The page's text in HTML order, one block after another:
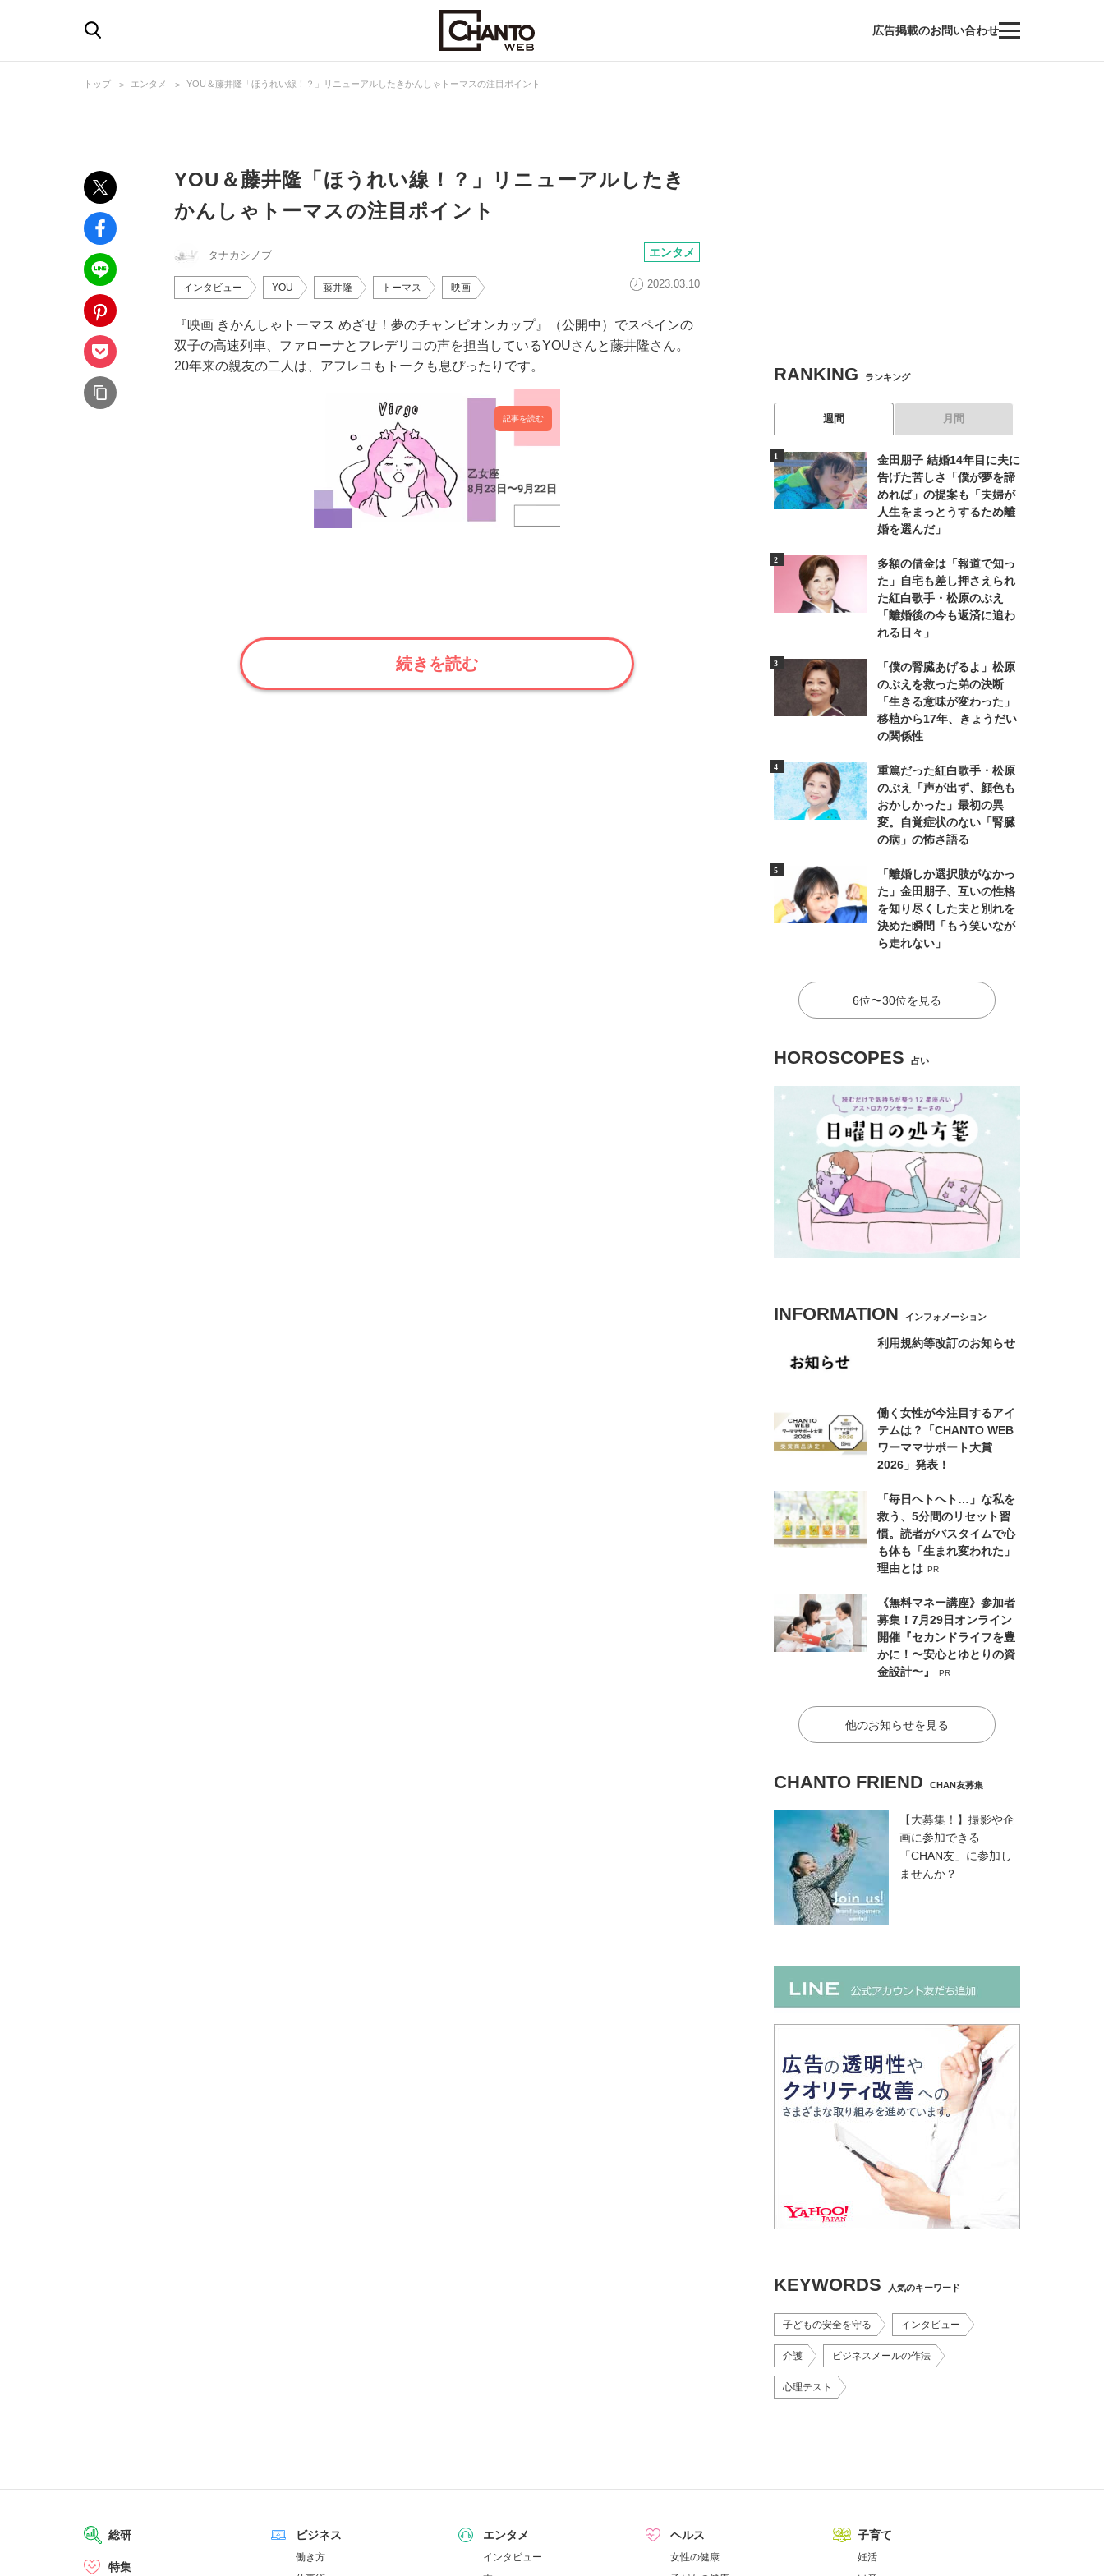
広告掲載のお問い合わせ
トップ エンタメ YOU＆藤井隆「ほうれい線！？」リニューアルしたきかんしゃトーマスの注目ポイント
YOU＆藤井隆「ほうれい線！？」リニューアルしたき
かんしゃトーマスの注目ポイント
タナカシノブ エンタメ
インタビュー YOU 藤井隆 トーマス 映画 2023.03.10
『映画 きかんしゃトーマス めざせ！夢のチャンピオンカップ』（公開中）でスペインの
双子の高速列車、ファローナとフレデリコの声を担当しているYOUさんと藤井隆さん。
20年来の親友の二人は、アフレコもトークも息ぴったりです。
記事を読む
続きを読む
RANKING ランキング
週間 月間
金田朋子 結婚14年目に夫に
告げた苦しさ「僕が夢を諦
めれば」の提案も「夫婦が
人生をまっとうするため離
婚を選んだ」
多額の借金は「報道で知っ
た」自宅も差し押さえられ
た紅白歌手・松原のぶえ
「離婚後の今も返済に追わ
れる日々」
「僕の腎臓あげるよ」松原
のぶえを救った弟の決断
「生きる意味が変わった」
移植から17年、きょうだい
の関係性
重篤だった紅白歌手・松原
のぶえ「声が出ず、顔色も
おかしかった」最初の異
変。自覚症状のない「腎臓
の病」の怖さ語る
「離婚しか選択肢がなかっ
た」金田朋子、互いの性格
を知り尽くした夫と別れを
決めた瞬間「もう笑いなが
ら走れない」
6位〜30位を見る
HOROSCOPES 占い
INFORMATION インフォメーション
利用規約等改訂のお知らせ
働く女性が今注目するアイ
テムは？「CHANTO WEB
ワーママサポート大賞
2026」発表！
「毎日ヘトヘト…」な私を
救う、5分間のリセット習
慣。読者がバスタイムで心
も体も「生まれ変われた」
理由とは PR
《無料マネー講座》参加者
募集！7月29日オンライン
開催『セカンドライフを豊
かに！〜安心とゆとりの資
金設計〜』
PR
他のお知らせを見る
CHANTO FRIEND CHAN友募集
【大募集！】撮影や企
画に参加できる
「CHAN友」に参加し
ませんか？
KEYWORDS 人気のキーワード
子どもの安全を守る インタビュー
介護 ビジネスメールの作法
心理テスト
総研
特集
ビジネス
働き方
エンタメ
インタビュー
ヘルス
女性の健康
子育て
妊活